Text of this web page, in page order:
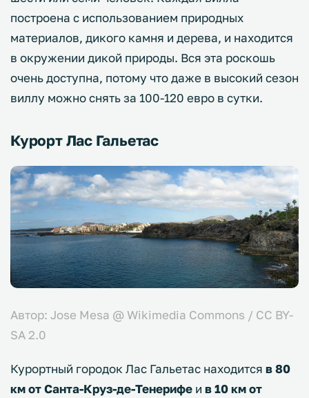
построена с использованием природных
материалов, дикого камня и дерева, и находится
в окружении дикой природы. Вся эта роскошь
очень доступна, потому что даже в высокий сезон
виллу можно снять за 100-120 евро в сутки.
Курорт Лас Гальетас
Автор: Jose Mesa @ Wikimedia Commons / CC BY-
SA 2.0
Курортный городок Лас Гальетас находится в 80
км от Санта-Круз-де-Тенерифе и в 10 км от